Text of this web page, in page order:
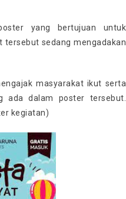
yang bertujuan untuk
sedang mengadakan
masyarakat ikut serta
ada dalam poster tersebut.
kegiatan)